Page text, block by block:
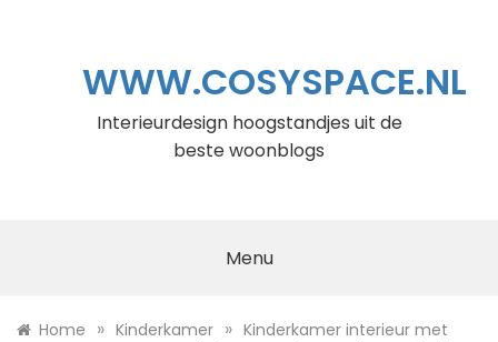
WWW.COSYSPACE.NL
Interieurdesign hoogstandjes uit de
beste woonblogs
Menu
Home » Kinderkamer » Kinderkamer interieur met